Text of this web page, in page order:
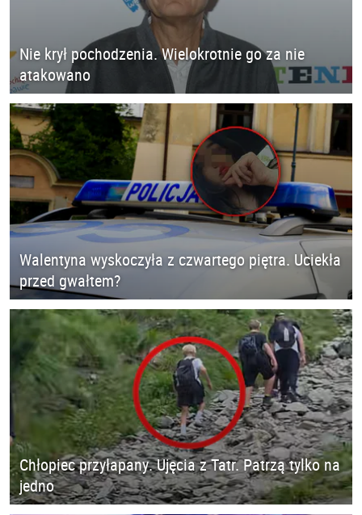
Nie krył pochodzenia. Wielokrotnie go za nie
atakowano
Walentyna wyskoczyła z czwartego piętra. Uciekła
przed gwałtem?
Chłopiec przyłapany. Ujęcia z Tatr. Patrzą tylko na
jedno